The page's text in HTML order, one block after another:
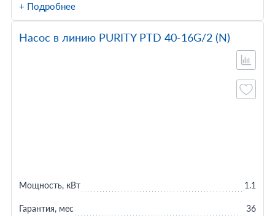
+ Подробнее
Насос в линию PURITY PTD 40-16G/2 (N)
Мощность, кВт 1.1
Гарантия, мес 36